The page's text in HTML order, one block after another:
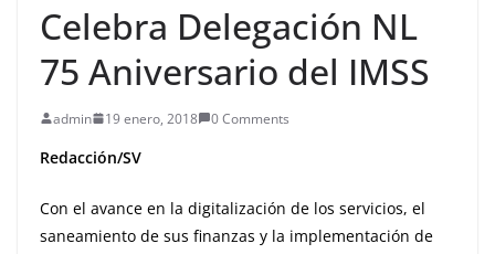
Celebra Delegación NL
75 Aniversario del IMSS
admin 19 enero, 2018 0 Comments
Redacción/SV
Con el avance en la digitalización de los servicios, el
saneamiento de sus finanzas y la implementación de